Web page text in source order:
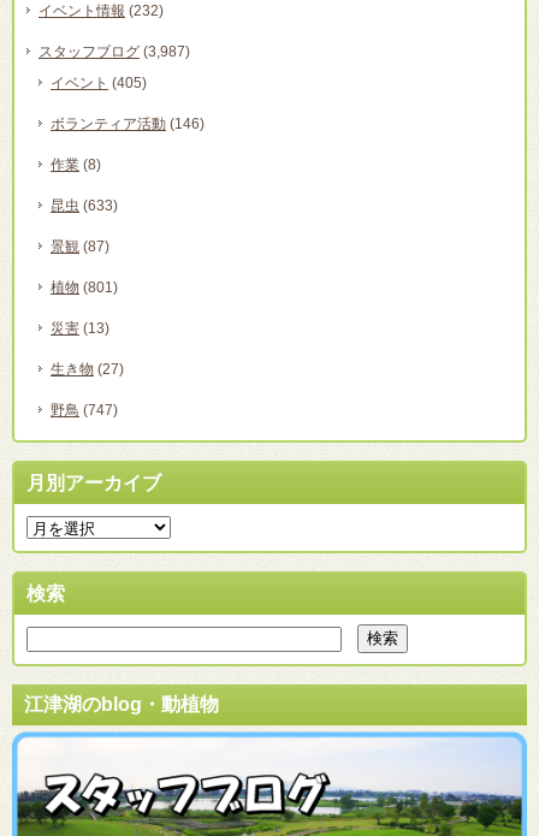
イベント情報 (232)
スタッフブログ (3,987)
イベント (405)
ボランティア活動 (146)
作業 (8)
昆虫 (633)
景観 (87)
植物 (801)
災害 (13)
生き物 (27)
野鳥 (747)
月別アーカイブ
検索
江津湖のblog・動植物